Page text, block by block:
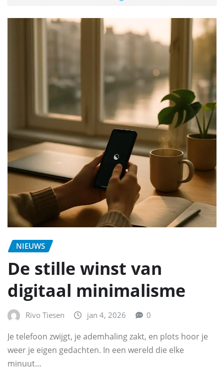
NIEUWS
De stille winst van
digitaal minimalisme
Rivo Tiesen jan 4, 2026 0
Je telefoon zwijgt, je ademhaling zakt, en plots hoor je
weer je eigen gedachten. In een wereld die elke
minuut…